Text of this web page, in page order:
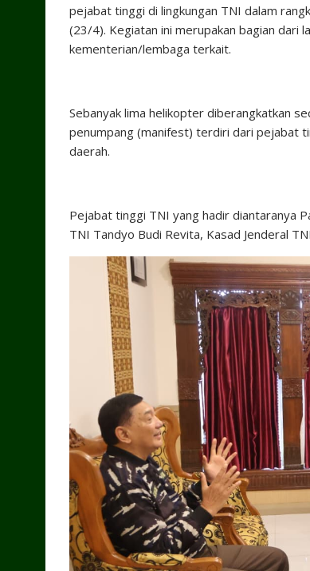
pejabat tinggi di lingkungan TNI dalam
(23/4). Kegiatan ini merupakan bagian dari
kementerian/lembaga terkait.
Sebanyak lima helikopter diberangkatkan
penumpang (manifest) terdiri dari pejabat
daerah.
Pejabat tinggi TNI yang hadir diantaranya
TNI Tandyo Budi Revita, Kasad Jenderal